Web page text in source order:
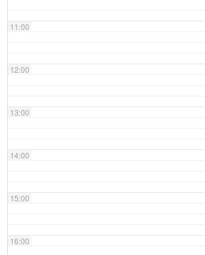
11:00
12:00
13:00
14:00
15:00
16:00